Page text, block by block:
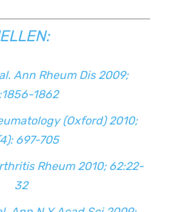
Ann Rheum Dis 2009;
1862
(Oxford) 2010;
697-705
Rheum 2010; 62:22-
32